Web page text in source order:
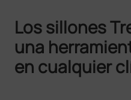
Los sillones
una
en cualquier